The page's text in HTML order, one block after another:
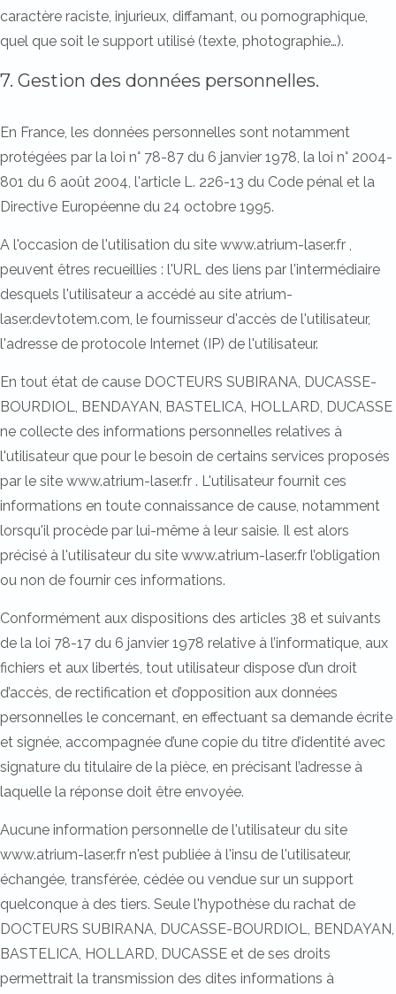
caractère raciste, injurieux, diffamant, ou pornographique,
quel que soit le support utilisé (texte, photographie…).
7. Gestion des données personnelles.
En France, les données personnelles sont notamment
protégées par la loi n° 78-87 du 6 janvier 1978, la loi n° 2004-
801 du 6 août 2004, l'article L. 226-13 du Code pénal et la
Directive Européenne du 24 octobre 1995.
A l'occasion de l'utilisation du site www.atrium-laser.fr ,
peuvent êtres recueillies : l'URL des liens par l'intermédiaire
desquels l'utilisateur a accédé au site atrium-
laser.devtotem.com, le fournisseur d'accès de l'utilisateur,
l'adresse de protocole Internet (IP) de l'utilisateur.
En tout état de cause DOCTEURS SUBIRANA, DUCASSE-
BOURDIOL, BENDAYAN, BASTELICA, HOLLARD, DUCASSE
ne collecte des informations personnelles relatives à
l'utilisateur que pour le besoin de certains services proposés
par le site www.atrium-laser.fr . L'utilisateur fournit ces
informations en toute connaissance de cause, notamment
lorsqu'il procède par lui-même à leur saisie. Il est alors
précisé à l'utilisateur du site www.atrium-laser.fr l’obligation
ou non de fournir ces informations.
Conformément aux dispositions des articles 38 et suivants
de la loi 78-17 du 6 janvier 1978 relative à l’informatique, aux
fichiers et aux libertés, tout utilisateur dispose d’un droit
d’accès, de rectification et d’opposition aux données
personnelles le concernant, en effectuant sa demande écrite
et signée, accompagnée d’une copie du titre d’identité avec
signature du titulaire de la pièce, en précisant l’adresse à
laquelle la réponse doit être envoyée.
Aucune information personnelle de l'utilisateur du site
www.atrium-laser.fr n'est publiée à l'insu de l'utilisateur,
échangée, transférée, cédée ou vendue sur un support
quelconque à des tiers. Seule l'hypothèse du rachat de
DOCTEURS SUBIRANA, DUCASSE-BOURDIOL, BENDAYAN,
BASTELICA, HOLLARD, DUCASSE et de ses droits
permettrait la transmission des dites informations à